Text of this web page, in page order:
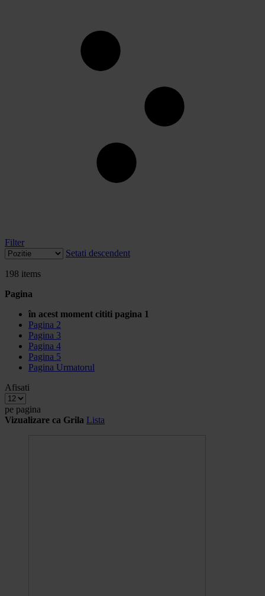
Filter
Setati descendent
198 items
Pagina
în acest moment cititi pagina 1
Pagina 2
Pagina 3
Pagina 4
Pagina 5
Pagina Urmatorul
Afisati
pe pagina
Vizualizare ca Grila Lista